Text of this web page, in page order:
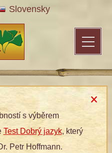
Slovensky
Dle kategorií
SPÁNKU
s výběrem
Test Dobrý jazyk, který
Petr Hoffmann.